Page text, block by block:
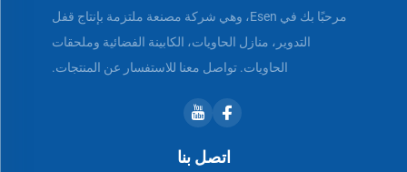
مرحبًا بك في Esen، وهي شركة مصنعة ملتزمة بإنتاج قفل
التدوير، منازل الحاويات، الكابينة الفضائية وملحقات
الحاويات. تواصل معنا للاستفسار عن المنتجات.
اتصل بنا